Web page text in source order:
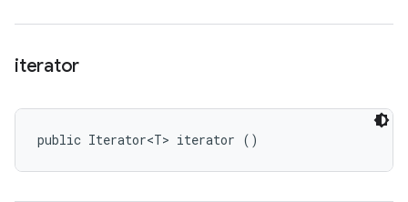
iterator
public Iterator<T> iterator ()